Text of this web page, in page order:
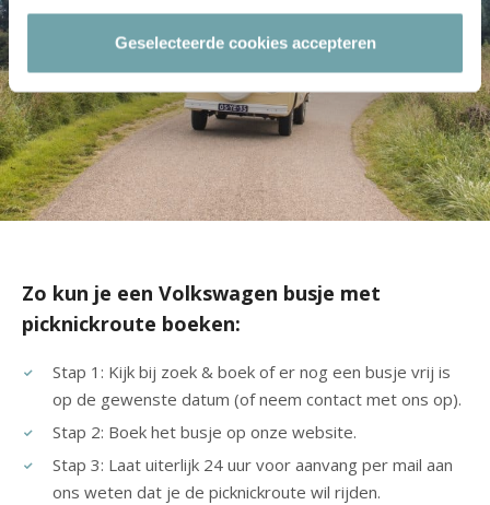
Geselecteerde cookies accepteren
Zo kun je een Volkswagen busje met
picknickroute boeken:
Stap 1: Kijk bij zoek & boek of er nog een busje vrij is
op de gewenste datum (of neem contact met ons op).
Stap 2: Boek het busje op onze website.
Stap 3: Laat uiterlijk 24 uur voor aanvang per mail aan
ons weten dat je de picknickroute wil rijden.